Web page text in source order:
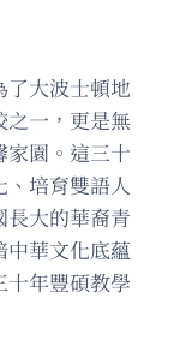
了大波士頓地
一，更是無
園。這三十
培育雙語人
大的華裔青
華文化底蘊
年豐碩教學